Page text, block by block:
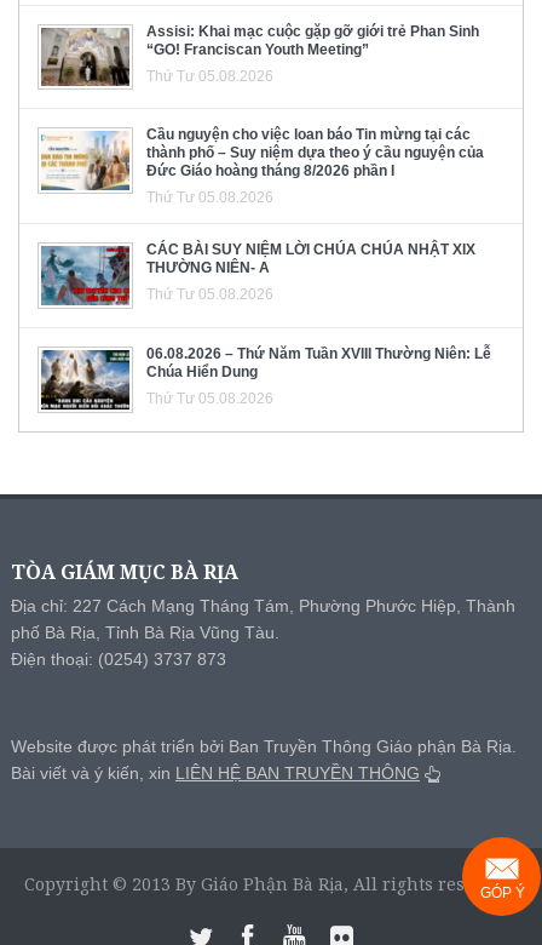
Assisi: Khai mạc cuộc gặp gỡ giới trẻ Phan Sinh
“GO! Franciscan Youth Meeting”
Thứ Tư 05.08.2026
Cầu nguyện cho việc loan báo Tin mừng tại các
thành phố – Suy niệm dựa theo ý cầu nguyện của
Đức Giáo hoàng tháng 8/2026 phần I
Thứ Tư 05.08.2026
CÁC BÀI SUY NIỆM LỜI CHÚA CHÚA NHẬT XIX
THƯỜNG NIÊN- A
Thứ Tư 05.08.2026
06.08.2026 – Thứ Năm Tuần XVIII Thường Niên: Lễ
Chúa Hiển Dung
Thứ Tư 05.08.2026
TÒA GIÁM MỤC BÀ RỊA
Địa chỉ: 227 Cách Mạng Tháng Tám, Phường Phước Hiệp, Thành
phố Bà Rịa, Tỉnh Bà Rịa Vũng Tàu.
Điện thoại: (0254) 3737 873
Website được phát triển bởi Ban Truyền Thông Giáo phận Bà Rịa.
Bài viết và ý kiến, xin LIÊN HỆ BAN TRUYỀN THÔNG
Copyright © 2013 By Giáo Phận Bà Rịa, All rights reserved.
GÓP Ý